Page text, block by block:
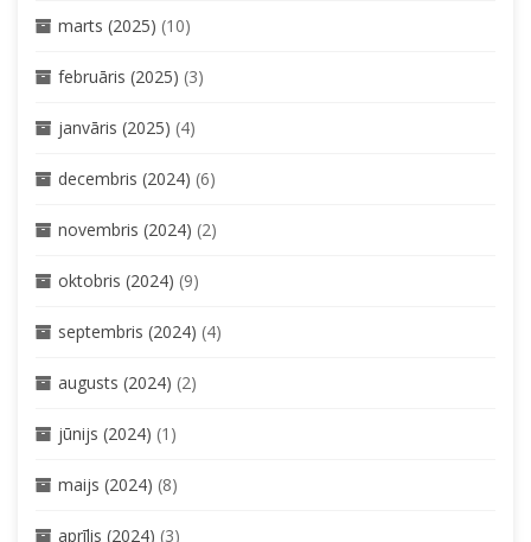
marts (2025) (10)
februāris (2025) (3)
janvāris (2025) (4)
decembris (2024) (6)
novembris (2024) (2)
oktobris (2024) (9)
septembris (2024) (4)
augusts (2024) (2)
jūnijs (2024) (1)
maijs (2024) (8)
aprīlis (2024) (3)